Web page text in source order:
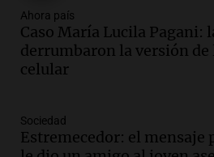
gran expo, con
y actividades
Panorama Federal
Episodios
violó libertad
Mundial de Atlanta
Panorama Federal
Ahora país
Caso María Lucila Pagani:
derrumbaron la versión
celular
Sociedad
Estremecedor: el